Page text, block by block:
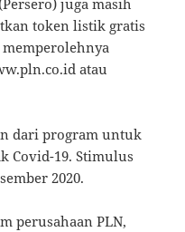
juga masih
token listik gratis
memperolehnya
atau
dari program untuk
Covid-19. Stimulus
2020.
perusahaan PLN,